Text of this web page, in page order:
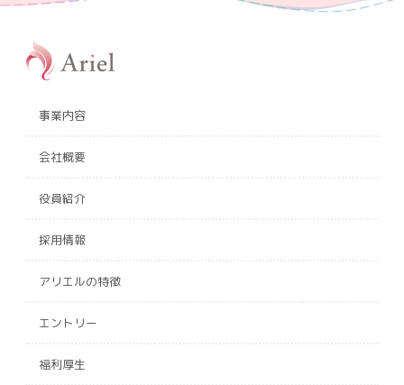
事業内容
会社概要
役員紹介
採用情報
アリエルの特徴
エントリー
福利厚生